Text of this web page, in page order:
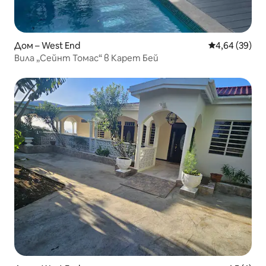
Дом – West End Средна
4,64 (39)
Вила „Сейнт Томас“ в Карет Бей